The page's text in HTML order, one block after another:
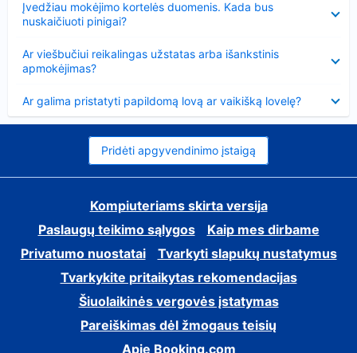
Įvedžiau mokėjimo kortelės duomenis. Kada bus
nuskaičiuoti pinigai?
Ar viešbučiui reikalingas užstatas arba išankstinis
apmokėjimas?
Ar galima pristatyti papildomą lovą ar vaikišką lovelę?
Pridėti apgyvendinimo įstaigą
Kompiuteriams skirta versija
Paslaugų teikimo sąlygos
Kaip mes dirbame
Privatumo nuostatai
Tvarkyti slapukų nustatymus
Tvarkykite pritaikytas rekomendacijas
Šiuolaikinės vergovės įstatymas
Pareiškimas dėl žmogaus teisių
Apie Booking.com